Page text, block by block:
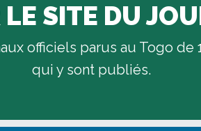
SITE DU
officiels parus au Togo de
qui y sont publiés.